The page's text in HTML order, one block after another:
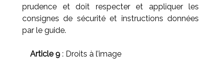
prudence et doit respecter et appliquer les
consignes de sécurité et instructions données
par le guide.
Article 9 : Droits à l’image